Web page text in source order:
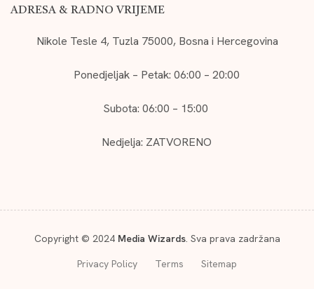
ADRESA & RADNO VRIJEME
Nikole Tesle 4, Tuzla 75000, Bosna i Hercegovina
Ponedjeljak – Petak: 06:00 – 20:00
Subota: 06:00 – 15:00
Nedjelja: ZATVORENO
Copyright © 2024 Media Wizards. Sva prava zadržana
Privacy Policy
Terms Sitemap